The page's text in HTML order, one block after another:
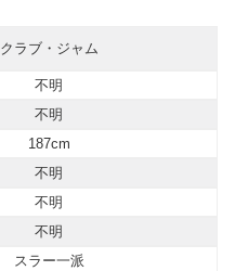
クラブ・ジャム
不明
不明
187cm
不明
不明
不明
スラー一派